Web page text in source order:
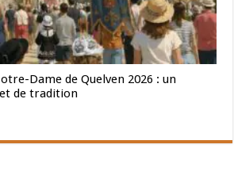
Dame de Quelven 2026 : un
de tradition